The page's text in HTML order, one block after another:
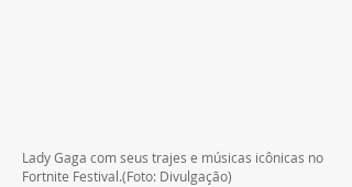
Lady Gaga com seus trajes e músicas icônicas no
Fortnite Festival.(Foto: Divulgação)